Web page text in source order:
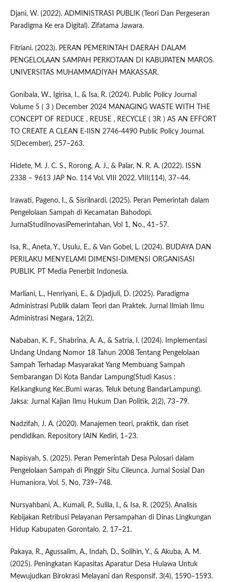
Djani, W. (2022). ADMINISTRASI PUBLIK (Teori Dan Pergeseran
Paradigma Ke era Digital). Zifatama Jawara.
Fitriani. (2023). PERAN PEMERINTAH DAERAH DALAM
PENGELOLAAN SAMPAH PERKOTAAN DI KABUPATEN MAROS.
UNIVERSITAS MUHAMMADIYAH MAKASSAR.
Gonibala, W., Igirisa, I., & Isa, R. (2024). Public Policy Journal
Volume 5 ( 3 ) December 2024 MANAGING WASTE WITH THE
CONCEPT OF REDUCE , REUSE , RECYCLE ( 3R ) AS AN EFFORT
TO CREATE A CLEAN E-IISN 2746-4490 Public Policy Journal.
5(December), 257–263.
Hidete, M. J. C. S., Rorong, A. J., & Palar, N. R. A. (2022). ISSN
2338 – 9613 JAP No. 114 Vol. VIII 2022. VIII(114), 37–44.
Irawati, Pageno, I., & Sisrilnardi. (2025). Peran Pemerintah dalam
Pengelolaan Sampah di Kecamatan Bahodopi.
JurnalStudiInovasiPemerintahan, Vol 1, No., 41–57.
Isa, R., Aneta, Y., Usulu, E., & Van Gobel, L. (2024). BUDAYA DAN
PERILAKU MENYELAMI DIMENSI-DIMENSI ORGANISASI
PUBLIK. PT Media Penerbit Indonesia.
Marliani, L., Henriyani, E., & Djadjuli, D. (2025). Paradigma
Administrasi Publik dalam Teori dan Praktek. Jurnal Ilmiah Ilmu
Administrasi Negara, 12(2),
Nababan, K. F., Shabrina, A. A., & Satria, I. (2024). Implementasi
Undang Undang Nomor 18 Tahun 2008 Tentang Pengelolaan
Sampah Terhadap Masyarakat Yang Membuang Sampah
Sembarangan Di Kota Bandar Lampung(Studi Kasus :
Kel.kangkung Kec.Bumi waras, Teluk betung BandarLampung).
Jaksa: Jurnal Kajian Ilmu Hukum Dan Politik, 2(2), 73–79.
Nadzifah, J. A. (2020). Manajemen teori, praktik, dan riset
pendidikan. Repository IAIN Kediri, 1–23.
Napisyah, S. (2025). Peran Pemerintah Desa Pulosari dalam
Pengelolaan Sampah di Pinggir Situ Cileunca. Jurnal Sosial Dan
Humaniora, Vol. 5, No, 739–748.
Nursyahbani, A., Kumali, P., Sulila, I., & Isa, R. (2025). Analisis
Kebijakan Retribusi Pelayanan Persampahan di Dinas Lingkungan
Hidup Kabupaten Gorontalo. 2, 17–21.
Pakaya, R., Agussalim, A., Indah, D., Solihin, Y., & Akuba, A. M.
(2025). Peningkatan Kapasitas Aparatur Desa Hulawa Untuk
Mewujudkan Birokrasi Melayani dan Responsif. 3(4), 1590–1593.